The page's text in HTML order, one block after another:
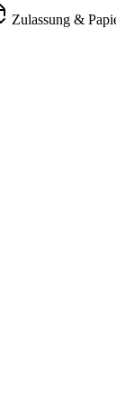
Zulassung &